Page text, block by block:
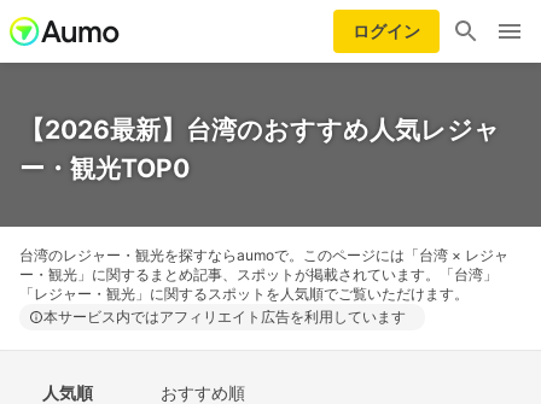
ログイン
【2026最新】台湾のおすすめ人気レジャ
ー・観光TOP0
台湾のレジャー・観光を探すならaumoで。このページには「台湾 × レジャ
ー・観光」に関するまとめ記事、スポットが掲載されています。「台湾」
「レジャー・観光」に関するスポットを人気順でご覧いただけます。
本サービス内ではアフィリエイト広告を利用しています
人気順 おすすめ順